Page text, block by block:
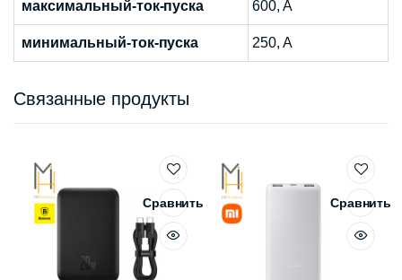
максимальный-ток-пуска 600, A
минимальный-ток-пуска 250, A
Связанные продукты
Сравнить Сравнить